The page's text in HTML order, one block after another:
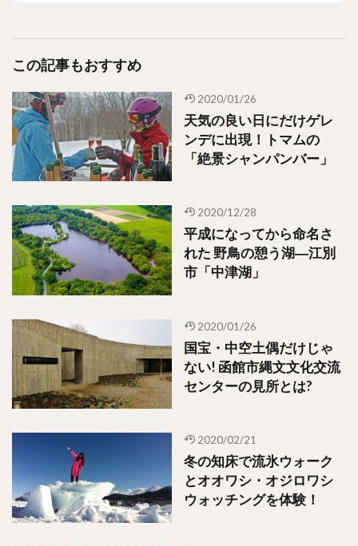
この記事もおすすめ
2020/01/26
天気の良い日にだけゲレ
ンデに出現！トマムの
「絶景シャンパンバー」
2020/12/28
平成になってから命名さ
れた 野鳥の憩う湖―江別
市「中津湖」
2020/01/26
国宝・中空土偶だけじゃ
ない! 函館市縄文文化交流
センターの見所とは?
2020/02/21
冬の知床で流氷ウォーク
とオオワシ・オジロワシ
ウォッチングを体験！